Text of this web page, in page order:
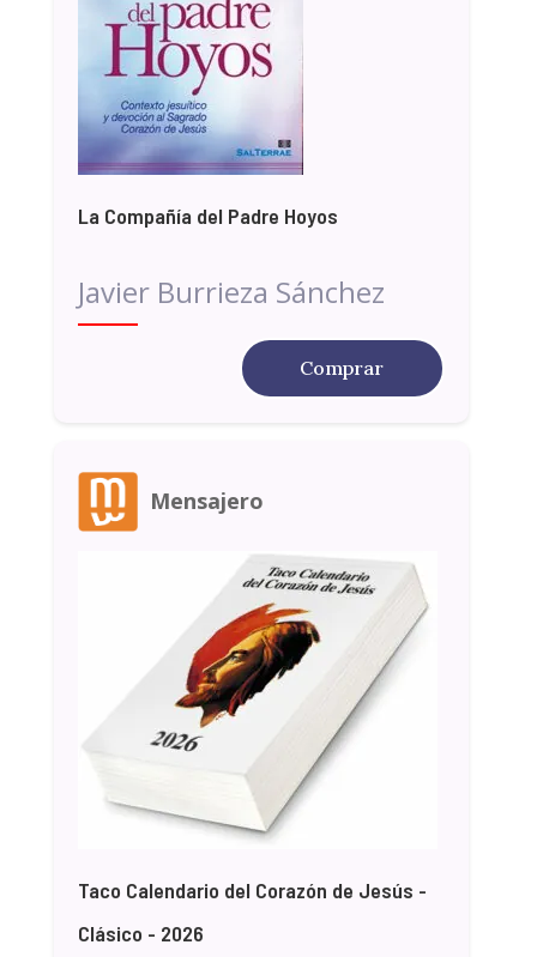
La Compañía del Padre Hoyos
Javier Burrieza Sánchez
Comprar
Mensajero
Taco Calendario del Corazón de Jesús -
Clásico - 2026